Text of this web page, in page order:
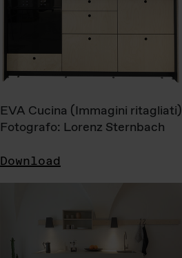
EVA Cucina (Immagini ritagliati)
Fotografo: Lorenz Sternbach
Download